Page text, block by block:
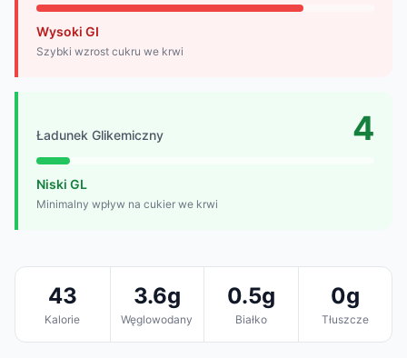
Wysoki GI
Szybki wzrost cukru we krwi
Ładunek Glikemiczny 4
Niski GL
Minimalny wpływ na cukier we krwi
43
Kalorie
3.6g
Węglowodany
0.5g
Białko
0g
Tłuszcze